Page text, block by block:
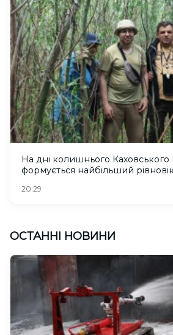
На дні колишнього
формується найбільший
20:29
ОСТАННІ НОВИНИ